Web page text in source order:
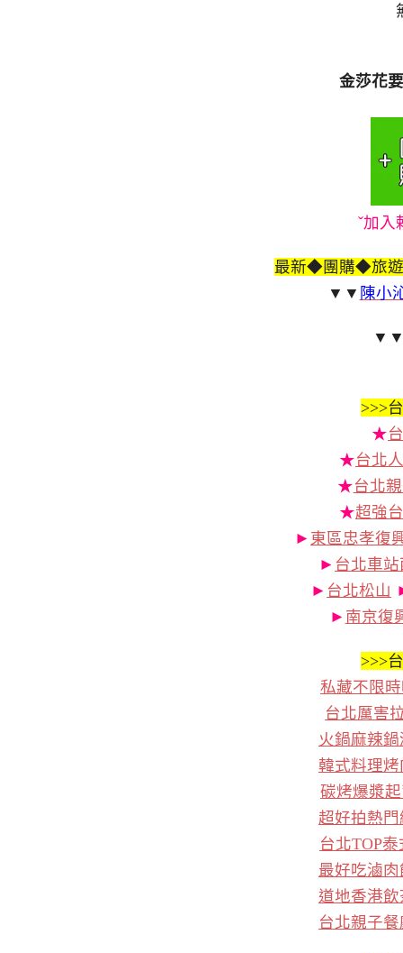
金莎花
ˇ加入
最新◆團購◆旅
▼▼ 陳小
>>>
★
★台北
★台北
★超強
► 東區忠孝復
► 台北車
► 台北松山
► 南京復
>>>
私藏不限
台北厲害
火鍋麻辣
韓式料理
碳烤爆漿
超好拍熱
台北TOP
最好吃滷
道地香港
台北親子